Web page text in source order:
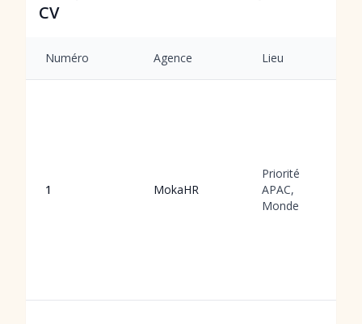
CV
Numéro Agence Lieu
1 MokaHR
Priorité
APAC,
Monde